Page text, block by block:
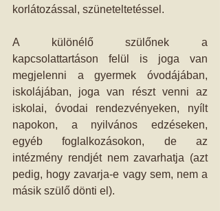
korlátozással, szüneteltetéssel.
A különélő szülőnek a
kapcsolattartáson felül is joga van
megjelenni a gyermek óvodájában,
iskolájában, joga van részt venni az
iskolai, óvodai rendezvényeken, nyílt
napokon, a nyilvános edzéseken,
egyéb foglalkozásokon, de az
intézmény rendjét nem zavarhatja (azt
pedig, hogy zavarja-e vagy sem, nem a
másik szülő dönti el).